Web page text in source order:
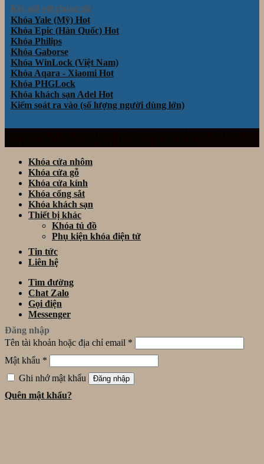
Kết nối với chúng tôi
Khóa Yale (Mỹ)
Khóa Epic (Hàn Quốc)
Khóa Philips
Khóa Gaborse
Khóa WinLock (Việt Nam)
Khóa Aqara - Xiaomi
Khóa PHGLock
Khóa khách sạn Adel
Kiểm soát ra vào (số lượng người dùng lớn)
Khóa cửa nhôm
Khóa cửa gỗ
Khóa cửa kính
Khóa cổng sắt
Khóa khách sạn
Thiết bị khác
Khóa tủ đồ
Phụ kiện khóa điện tử
Tin tức
Liên hệ
Tìm đường
Chat Zalo
Gọi điện
Messenger
Đăng nhập
Tên tài khoản hoặc địa chỉ email *
Mật khẩu *
Ghi nhớ mật khẩu
Đăng nhập
Quên mật khẩu?